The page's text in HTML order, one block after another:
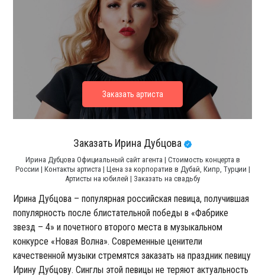
Заказать Ирина Дубцова
Ирина Дубцова Официальный сайт агента | Стоимость концерта в
России | Контакты артиста | Цена за корпоратив в Дубай, Кипр, Турции |
Артисты на юбилей | Заказать на свадьбу
Ирина Дубцова – популярная российская певица, получившая
популярность после блистательной победы в «Фабрике
звезд – 4» и почетного второго места в музыкальном
конкурсе «Новая Волна». Современные ценители
качественной музыки стремятся заказать на праздник певицу
Ирину Дубцову. Синглы этой певицы не теряют актуальность